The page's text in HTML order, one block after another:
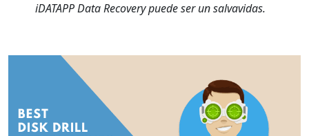
iDATAPP Data Recovery puede ser un salvavidas.